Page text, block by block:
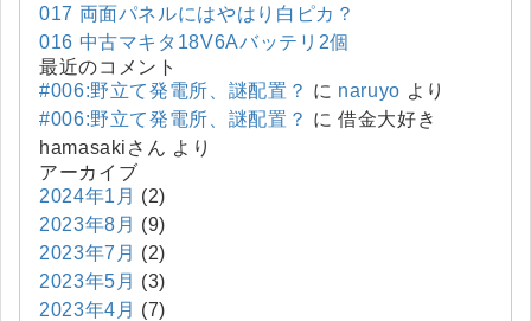
017 両面パネルにはやはり白ピカ？
016 中古マキタ18V6Aバッテリ2個
最近のコメント
#006:野立て発電所、謎配置？ に naruyo より
#006:野立て発電所、謎配置？ に借金大好き
hamasakiさん より
アーカイブ
2024年1月 (2)
2023年8月 (9)
2023年7月 (2)
2023年5月 (3)
2023年4月 (7)